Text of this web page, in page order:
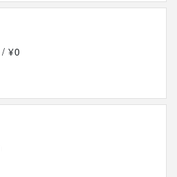
/ ¥0